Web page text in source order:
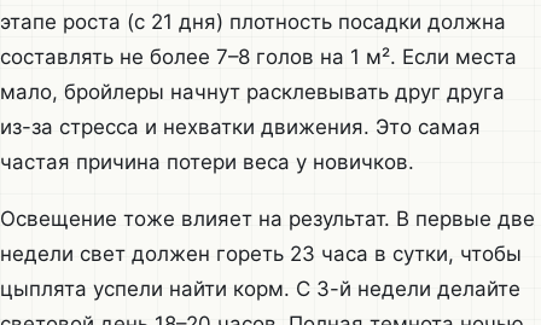
этапе роста (с 21 дня) плотность посадки должна
составлять не более 7–8 голов на 1 м². Если места
мало, бройлеры начнут расклевывать друг друга
из-за стресса и нехватки движения. Это самая
частая причина потери веса у новичков.
Освещение тоже влияет на результат. В первые две
недели свет должен гореть 23 часа в сутки, чтобы
цыплята успели найти корм. С 3-й недели делайте